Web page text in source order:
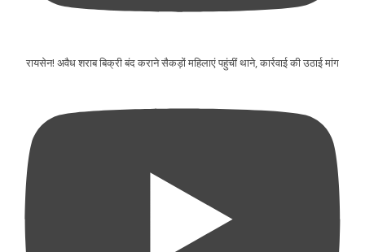
रायसेन! अवैध शराब बिक्री बंद कराने सैकड़ों महिलाएं पहुंचीं थाने, कार्रवाई की उठाई मांग